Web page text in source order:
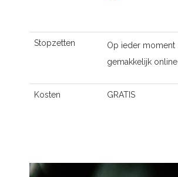
Stopzetten
Op ieder moment
gemakkelijk online
Kosten GRATIS